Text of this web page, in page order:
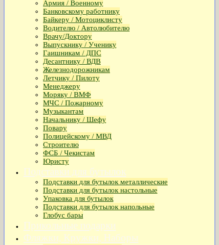
Армия / Военному
Банковскому работнику
Байкеру / Мотоциклисту
Водителю / Автолюбителю
Врачу/Доктору
Выпускнику / Ученику
Гаишникам / ДПС
Десантнику / ВДВ
Железнодорожникам
Летчику / Пилоту
Менеджеру
Моряку / ВМФ
МЧС / Пожарному
Музыкантам
Начальнику / Шефу
Повару
Полицейскому / МВД
Строителю
ФСБ / Чекистам
Юристу
Подставки для бутылок
Подставки для бутылок металлические
Подставки для бутылок настольные
Упаковка для бутылок
Подставки для бутылок напольные
Глобус бары
Прикольные подарки
Фляжки, Кружки, Наборы